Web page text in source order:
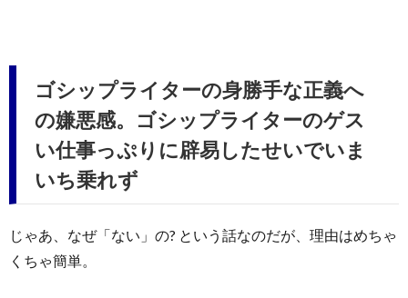
ゴシップライターの身勝手な正義へ
の嫌悪感。ゴシップライターのゲス
い仕事っぷりに辟易したせいでいま
いち乗れず
じゃあ、なぜ「ない」の? という話なのだが、理由はめちゃ
くちゃ簡単。